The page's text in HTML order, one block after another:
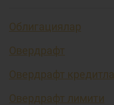
Облигациялар
Овердрафт
Овердрафт
Овердрафт лимити